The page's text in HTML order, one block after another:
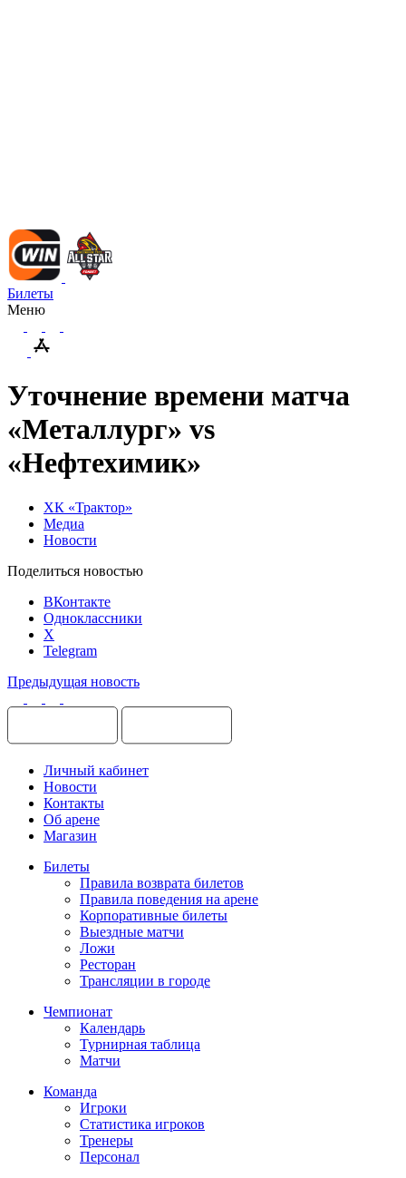
Билеты
Меню
Уточнение времени матча
«Металлург» vs
«Нефтехимик»
ХК «Трактор»
Медиа
Новости
Поделиться новостью
ВКонтакте
Одноклассники
X
Telegram
Предыдущая новость
Личный кабинет
Новости
Контакты
Об арене
Магазин
Билеты
Правила возврата билетов
Правила поведения на арене
Корпоративные билеты
Выездные матчи
Ложи
Ресторан
Трансляции в городе
Чемпионат
Календарь
Турнирная таблица
Матчи
Команда
Игроки
Статистика игроков
Тренеры
Персонал